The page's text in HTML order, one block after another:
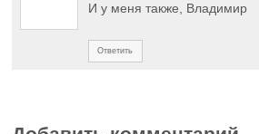
И у меня также, Владимир
Ответить